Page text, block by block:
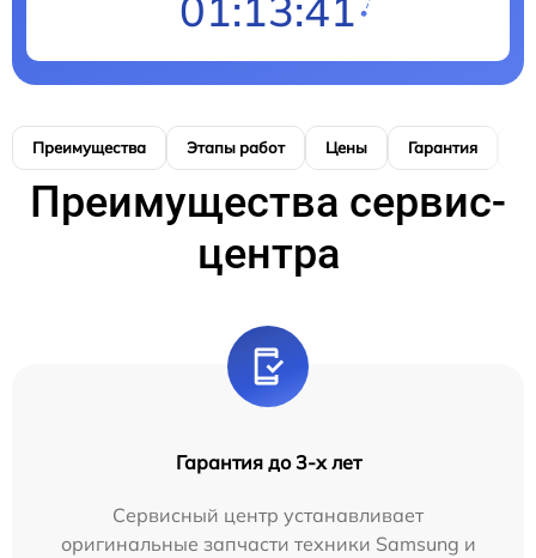
Преимущества Этапы работ Цены Гарантия
Преимущества сервис-
центра
Гарантия до 3-х лет
Сервисный центр устанавливает
оригинальные запчасти техники Samsung и